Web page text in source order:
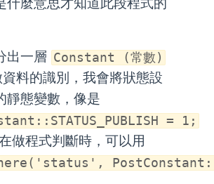
出一層 Constant (常數)
料的識別，我會將狀態設
靜態變數，像是
= 1;
做程式判斷時，可以用